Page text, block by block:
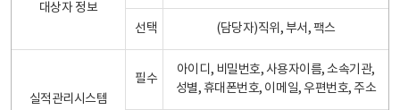
대상자 정보
선택 (담당자)직위, 부서, 팩스
실적관리시스템
필수
아이디, 비밀번호, 사용자이름, 소속기관,
성별, 휴대폰번호, 이메일, 우편번호, 주소